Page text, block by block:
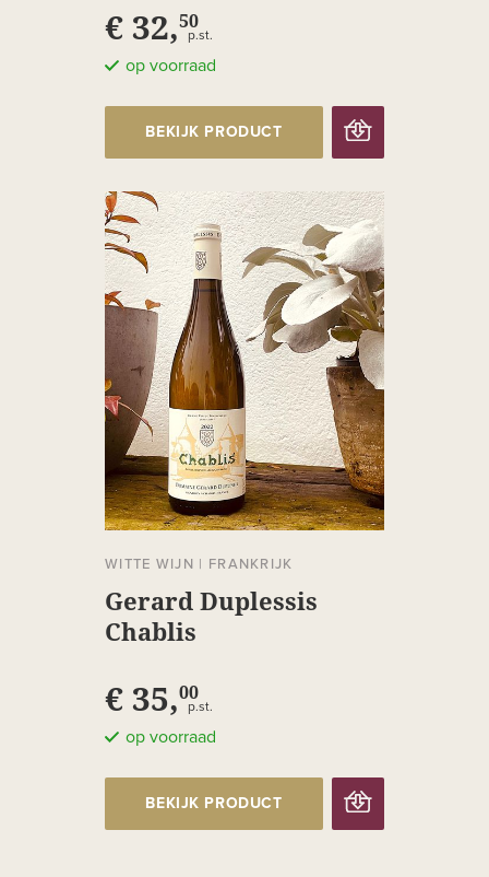
€ 32,50
p.st.
op voorraad
BEKIJK PRODUCT
WITTE WIJN | FRANKRIJK
Gerard Duplessis
Chablis
€ 35,00
p.st.
op voorraad
BEKIJK PRODUCT